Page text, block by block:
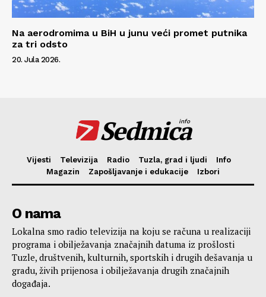
Na aerodromima u BiH u junu veći promet putnika
za tri odsto
20. Jula 2026.
Sedmica
info
Vijesti Televizija Radio Tuzla, grad i ljudi
Info
Magazin
Zapošljavanje i edukacije Izbori
O nama
Lokalna smo radio televizija na koju se računa u realizaciji
programa i obilježavanja značajnih datuma iz prošlosti
Tuzle, društvenih, kulturnih, sportskih i drugih dešavanja u
gradu, živih prijenosa i obilježavanja drugih značajnih
događaja.